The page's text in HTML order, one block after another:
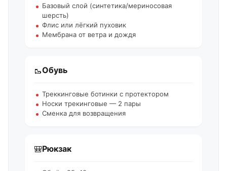
Базовый слой (синтетика/мериносовая
шерсть)
Флис или лёгкий пуховик
Мембрана от ветра и дождя
🥾Обувь
Треккинговые ботинки с протектором
Носки трекинговые — 2 пары
Сменка для возвращения
🎒Рюкзак